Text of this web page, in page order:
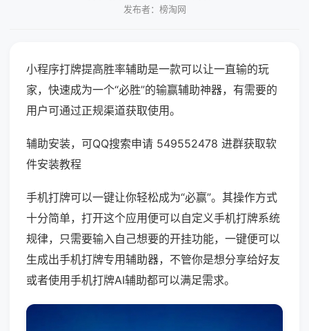
发布者：榜淘网
小程序打牌提高胜率辅助是一款可以让一直输的玩
家，快速成为一个“必胜”的输赢辅助神器，有需要的
用户可通过正规渠道获取使用。
辅助安装，可QQ搜索申请 549552478 进群获取软
件安装教程
手机打牌可以一键让你轻松成为“必赢”。其操作方式
十分简单，打开这个应用便可以自定义手机打牌系统
规律，只需要输入自己想要的开挂功能，一键便可以
生成出手机打牌专用辅助器，不管你是想分享给好友
或者使用手机打牌AI辅助都可以满足需求。